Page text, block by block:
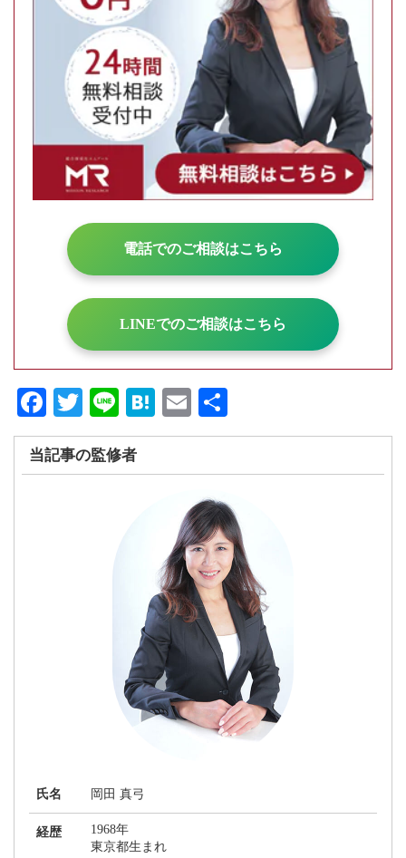
電話でのご相談はこちら
LINEでのご相談はこちら
Fa
ce
bo
T
wi
tte
Li
ne
H
at
E
m 有
当記事の監修者
氏名 岡田 真弓
経歴
1968年
東京都生まれ